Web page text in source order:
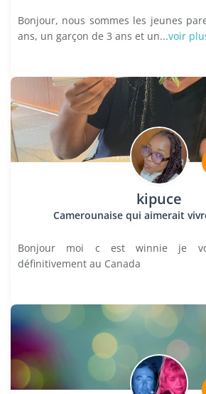
Bonjour, nous sommes les jeunes
ans, un garçon de 3 ans et un...voir
kipuce
Camerounaise qui aimerait
Bonjour moi c est winnie je
définitivement au Canada